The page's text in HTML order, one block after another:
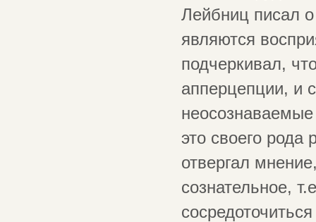
Лейбниц писал
являются
подчеркивал,
апперцепции, и
это своего
отвергал
сознательное,